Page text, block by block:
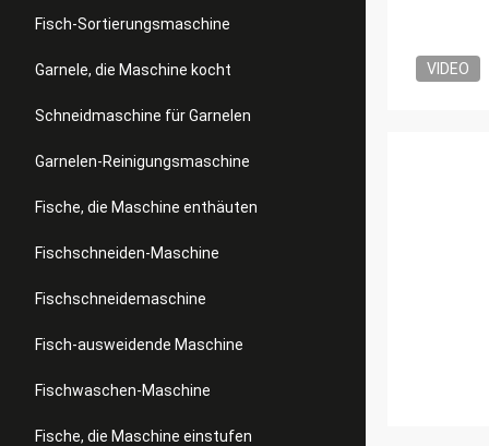
Fisch-Sortierungsmaschine
Garnele, die Maschine kocht
Schneidmaschine für Garnelen
Garnelen-Reinigungsmaschine
Fische, die Maschine enthäuten
Fischschneiden-Maschine
Fischschneidemaschine
Fisch-ausweidende Maschine
Fischwaschen-Maschine
Fische, die Maschine einstufen
VIDEO